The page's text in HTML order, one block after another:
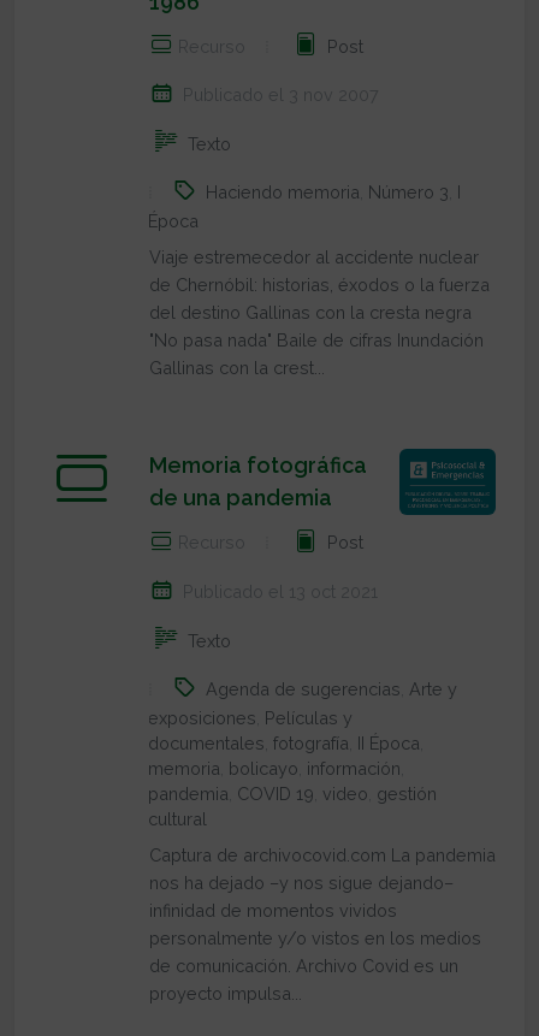
Recurso Post
Publicado el 3 nov 2007
Texto
Haciendo memoria Número 3 I
Época
Viaje estremecedor al accidente nuclear
de Chernóbil: historias, éxodos o la fuerza
del destino Gallinas con la cresta negra
"No pasa nada" Baile de cifras Inundación
Gallinas con la crest...
Memoria fotográfica
de una pandemia
Recurso Post
Publicado el 13 oct 2021
Texto
Agenda de sugerencias Arte y
exposiciones Películas y
documentales fotografía II Época
memoria bolicayo información
pandemia COVID 19 video gestión
cultural
Captura de archivocovid.com La pandemia
nos ha dejado –y nos sigue dejando–
infinidad de momentos vividos
personalmente y/o vistos en los medios
de comunicación. Archivo Covid es un
proyecto impulsa...